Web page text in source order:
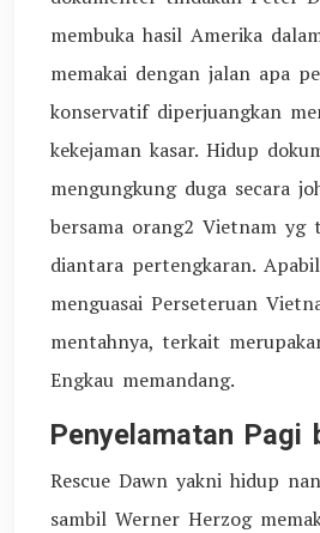
membuka hasil Amerika
memakai dengan jalan apa
konservatif diperjuangkan
kekejaman kasar. Hidup
mengungkung duga secara
bersama orang2 Vietnam yg
diantara pertengkaran.
menguasai Perseteruan
mentahnya, terkait
Engkau memandang.
Penyelamatan Pagi
Rescue Dawn yakni hidup
sambil Werner Herzog